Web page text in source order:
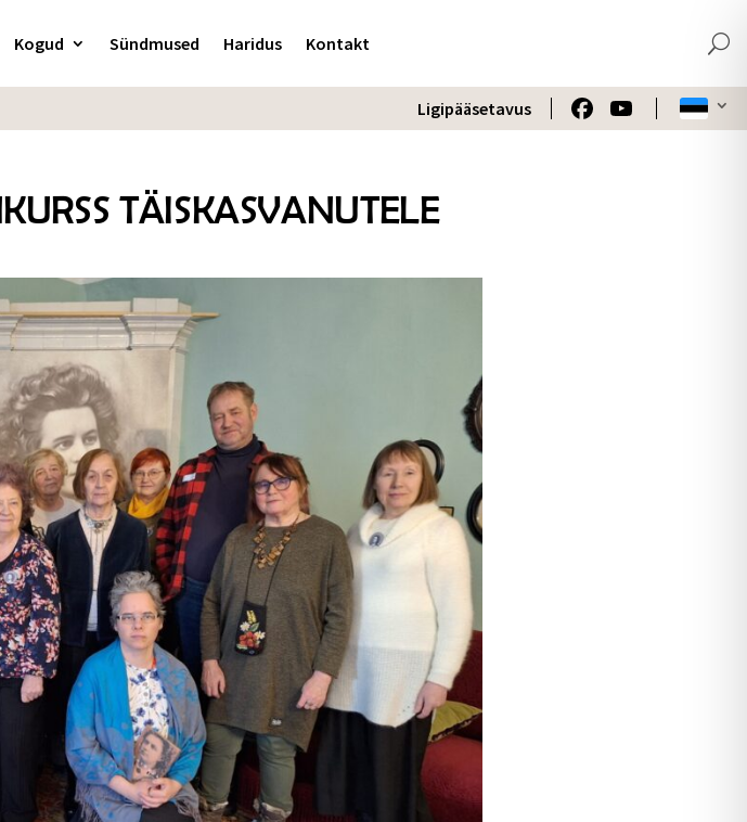
Kogud Sündmused Haridus Kontakt
Ligipääsetavus
TÄISKASVANUTELE